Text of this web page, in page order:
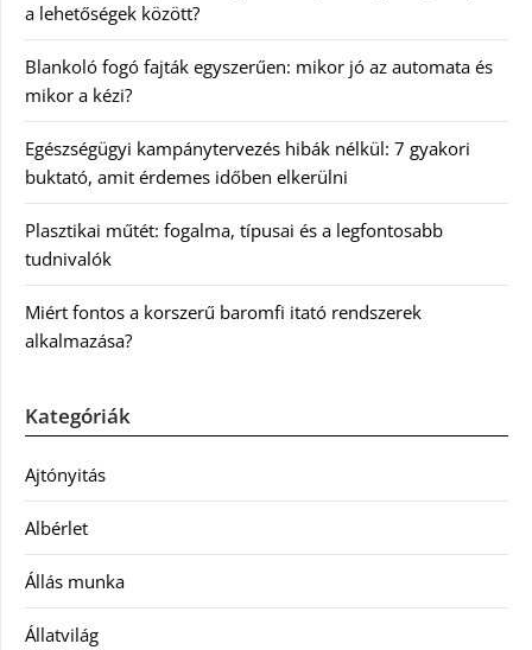
a lehetőségek között?
Blankoló fogó fajták egyszerűen: mikor jó az automata és
mikor a kézi?
Egészségügyi kampánytervezés hibák nélkül: 7 gyakori
buktató, amit érdemes időben elkerülni
Plasztikai műtét: fogalma, típusai és a legfontosabb
tudnivalók
Miért fontos a korszerű baromfi itató rendszerek
alkalmazása?
Kategóriák
Ajtónyitás
Albérlet
Állás munka
Állatvilág